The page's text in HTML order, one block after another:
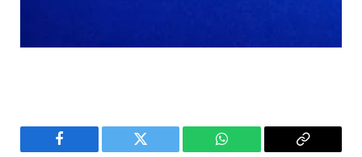
Facebook Twitter WhatsApp
Copy